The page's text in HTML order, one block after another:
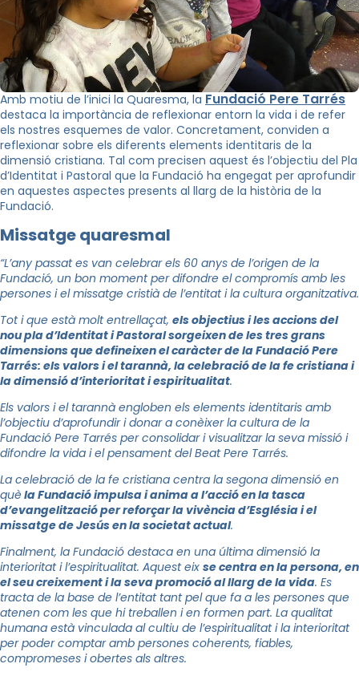
Amb motiu de l’inici la Quaresma, la Fundació Pere Tarrés
destaca la importància de reflexionar entorn la vida i de refer
els nostres esquemes de valor. Concretament, conviden a
reflexionar sobre els diferents elements identitaris de la
dimensió cristiana. Tal com precisen aquest és l’objectiu del Pla
d’Identitat i Pastoral que la Fundació ha engegat per aprofundir
en aquestes aspectes presents al llarg de la història de la
Fundació.
Missatge quaresmal
“L’any passat es van celebrar els 60 anys de l’origen de la
Fundació, un bon moment per difondre el compromís amb les
persones i el missatge cristià de l’entitat i la cultura organitzativa.
Tot i que està molt entrellaçat, els objectius i les accions del
nou pla d’Identitat i Pastoral sorgeixen de les tres grans
dimensions que defineixen el caràcter de la Fundació Pere
Tarrés: els valors i el tarannà, la celebració de la fe cristiana i
la dimensió d’interioritat i espiritualitat.
Els valors i el tarannà engloben els elements identitaris amb
l’objectiu d’aprofundir i donar a conèixer la cultura de la
Fundació Pere Tarrés per consolidar i visualitzar la seva missió i
difondre la vida i el pensament del Beat Pere Tarrés.
La celebració de la fe cristiana centra la segona dimensió en
quèla Fundació impulsa i anima a l’acció en la tasca
d’evangelització per reforçar la vivència d’Església i el
missatge de Jesús en la societat actual.
Finalment, la Fundació destaca en una última dimensió la
interioritat i l’espiritualitat. Aquest eix se centra en la persona, en
el seu creixement i la seva promoció al llarg de la vida. Es
tracta de la base de l’entitat tant pel que fa a les persones que
atenen com les que hi treballen i en formen part. La qualitat
humana està vinculada al cultiu de l’espiritualitat i la interioritat
per poder comptar amb persones coherents, fiables,
compromeses i obertes als altres.